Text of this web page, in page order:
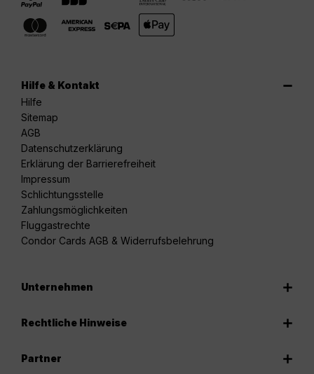
Hilfe & Kontakt
Hilfe
Sitemap
AGB
Datenschutzerklärung
Erklärung der Barrierefreiheit
Impressum
Schlichtungsstelle
Zahlungsmöglichkeiten
Fluggastrechte
Condor Cards AGB & Widerrufsbelehrung
Unternehmen
Rechtliche Hinweise
Partner